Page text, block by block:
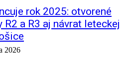
rok 2025: otvorené
R2 a R3 aj návrat leteckej
2026